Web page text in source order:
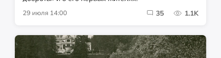
29 июля 14:00 35 1.1K